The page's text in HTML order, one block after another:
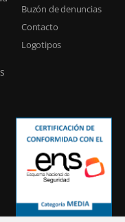
Buzón de denuncias
Contacto
Logotipos